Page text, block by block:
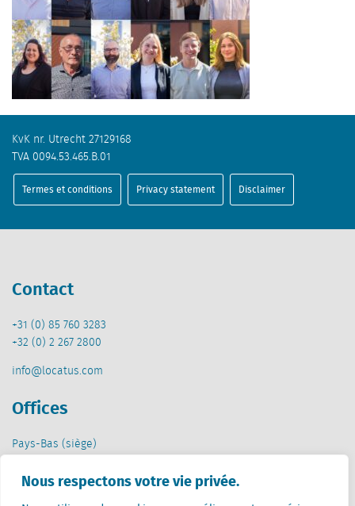
Nous respectons votre vie privée.
KvK nr. Utrecht 27129168
TVA 0094.53.465.B.01
Termes et conditions Privacy statement Disclaimer
Contact
+31 (0) 85 760 3283
+32 (0) 2 267 2800
info@locatus.com
Offices
Pays-Bas (siège)
Stationsplein 32